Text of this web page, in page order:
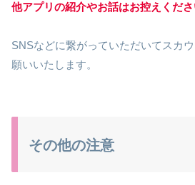
他アプリの紹介やお話はお控えくださ
SNSなどに繋がっていただいてスカ
願いいたします。
その他の注意